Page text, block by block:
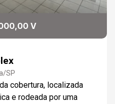
V
SP
cobertura, localizada
e rodeada por uma